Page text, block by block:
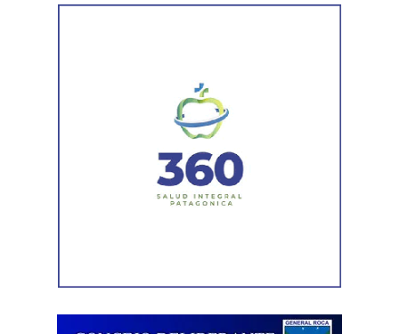
Por otra parte, el organismo avanza con el relevamiento
sectores más deteriorados y mejorar las condiciones de